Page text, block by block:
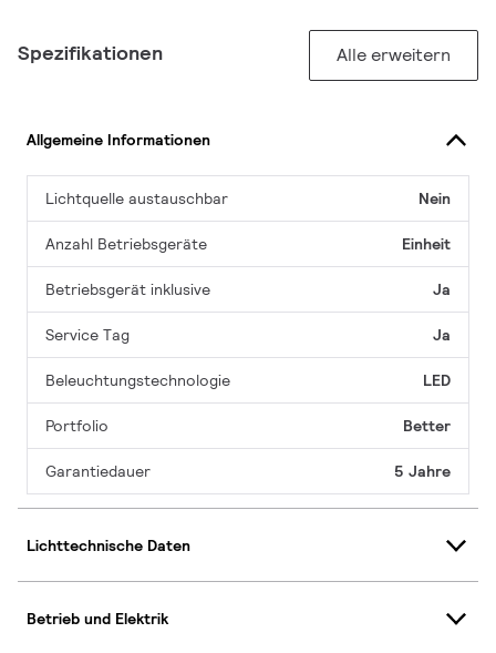
Spezifikationen Alle erweitern
Allgemeine Informationen
Lichtquelle austauschbar Nein
Anzahl Betriebsgeräte Einheit
Betriebsgerät inklusive Ja
Service Tag Ja
Beleuchtungstechnologie LED
Portfolio Better
Garantiedauer 5 Jahre
Lichttechnische Daten
Betrieb und Elektrik